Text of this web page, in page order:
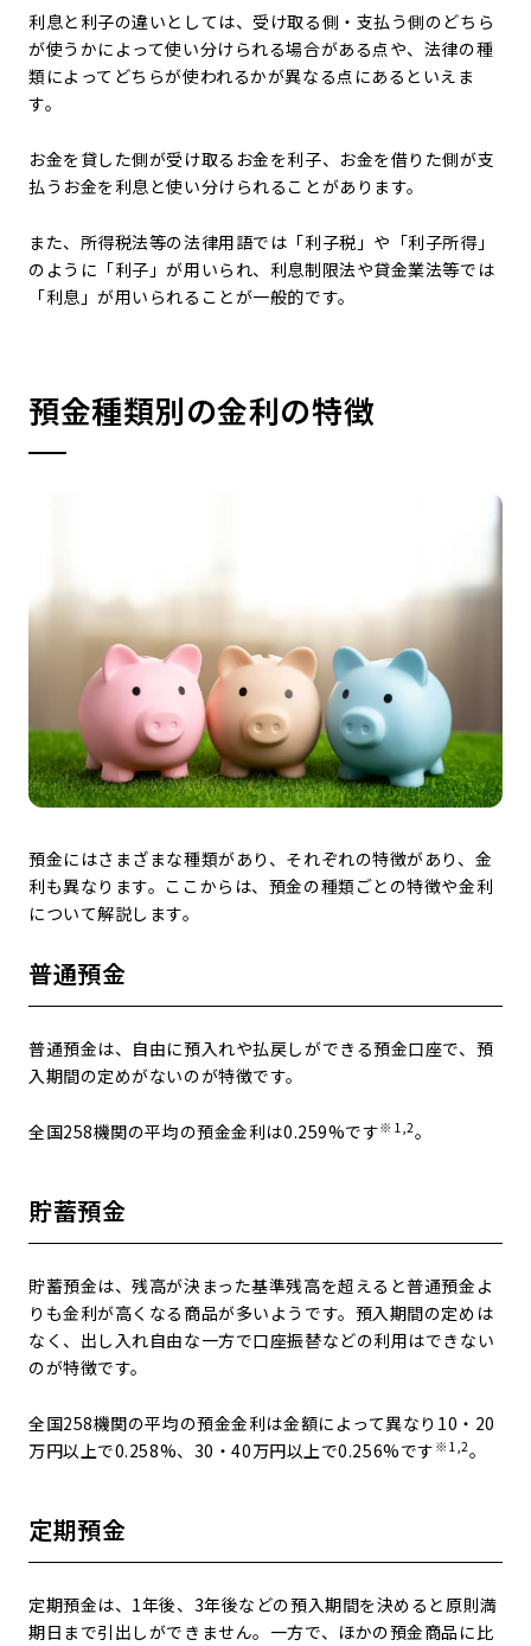
利息と利子の違いとしては、受け取る側・支払う側のどちら
が使うかによって使い分けられる場合がある点や、法律の種
類によってどちらが使われるかが異なる点にあるといえま
す。
お金を貸した側が受け取るお金を利子、お金を借りた側が支
払うお金を利息と使い分けられることがあります。
また、所得税法等の法律用語では「利子税」や「利子所得」
のように「利子」が用いられ、利息制限法や貸金業法等では
「利息」が用いられることが一般的です。
預金種類別の金利の特徴
預金にはさまざまな種類があり、それぞれの特徴があり、金
利も異なります。ここからは、預金の種類ごとの特徴や金利
について解説します。
普通預金
普通預金は、自由に預入れや払戻しができる預金口座で、預
入期間の定めがないのが特徴です。
全国258機関の平均の預金金利は0.259%です※1,2。
貯蓄預金
貯蓄預金は、残高が決まった基準残高を超えると普通預金よ
りも金利が高くなる商品が多いようです。預入期間の定めは
なく、出し入れ自由な一方で口座振替などの利用はできない
のが特徴です。
全国258機関の平均の預金金利は金額によって異なり10・20
万円以上で0.258%、30・40万円以上で0.256%です ※1,2。
定期預金
定期預金は、1年後、3年後などの預入期間を決めると原則満
期日まで引出しができません。一方で、ほかの預金商品に比